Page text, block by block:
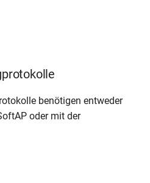
benötigen entweder
oder mit der